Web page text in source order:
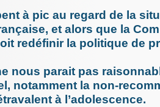
à pic au regard de la
et alors que la
redéfinir la politique de
nous parait pas
notamment la non-
à l’adolescence.